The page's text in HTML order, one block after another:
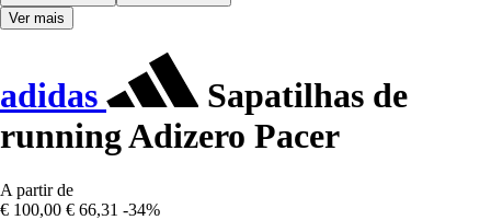
Ver mais
adidas
Sapatilhas de
running Adizero Pacer
A partir de
€ 100,00 € 66,31 -34%